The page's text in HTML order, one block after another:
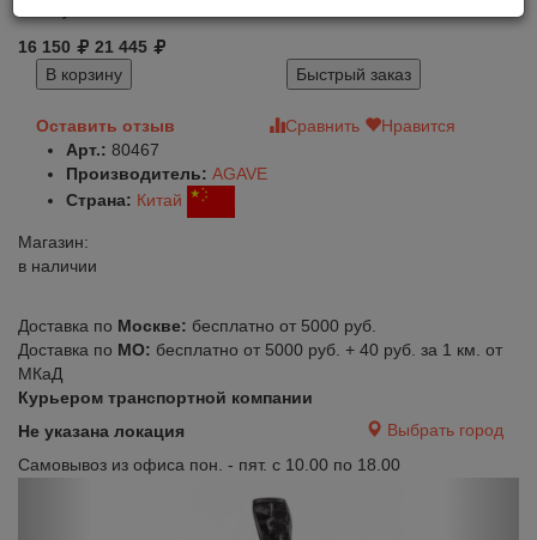
16 150
21 445
В корзину
Быстрый заказ
Оставить отзыв Сравнить
Нравится
Арт.: 80467
Производитель: AGAVE
Страна: Китай
Магазин:
в наличии
Доставка по Москве: бесплатно от 5000 руб.
Доставка по МО: бесплатно от 5000 руб. + 40 руб. за 1 км. от
МКаД
Курьером транспортной компании
Не указана локация
Выбрать город
Самовывоз из офиса пон. - пят. с 10.00 по 18.00